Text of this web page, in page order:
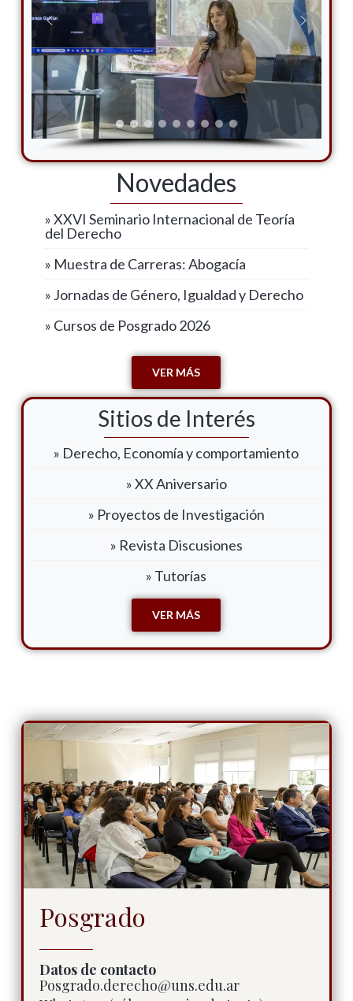
Novedades
» XXVI Seminario Internacional de Teoría
del Derecho
» Muestra de Carreras: Abogacía
» Jornadas de Género, Igualdad y Derecho
» Cursos de Posgrado 2026
VER MÁS
Sitios de Interés
» Derecho, Economía y comportamiento
» XX Aniversario
» Proyectos de Investigación
» Revista Discusiones
» Tutorías
VER MÁS
Posgrado
Datos de contacto
Posgrado.derecho@uns.edu.ar